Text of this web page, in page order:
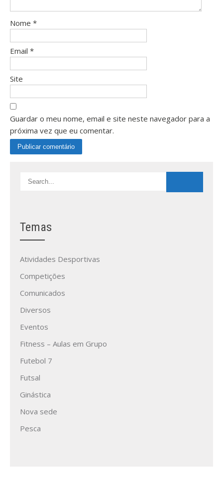
Nome *
Email *
Site
Guardar o meu nome, email e site neste navegador para a
próxima vez que eu comentar.
Temas
Atividades Desportivas
Competições
Comunicados
Diversos
Eventos
Fitness – Aulas em Grupo
Futebol 7
Futsal
Ginástica
Nova sede
Pesca